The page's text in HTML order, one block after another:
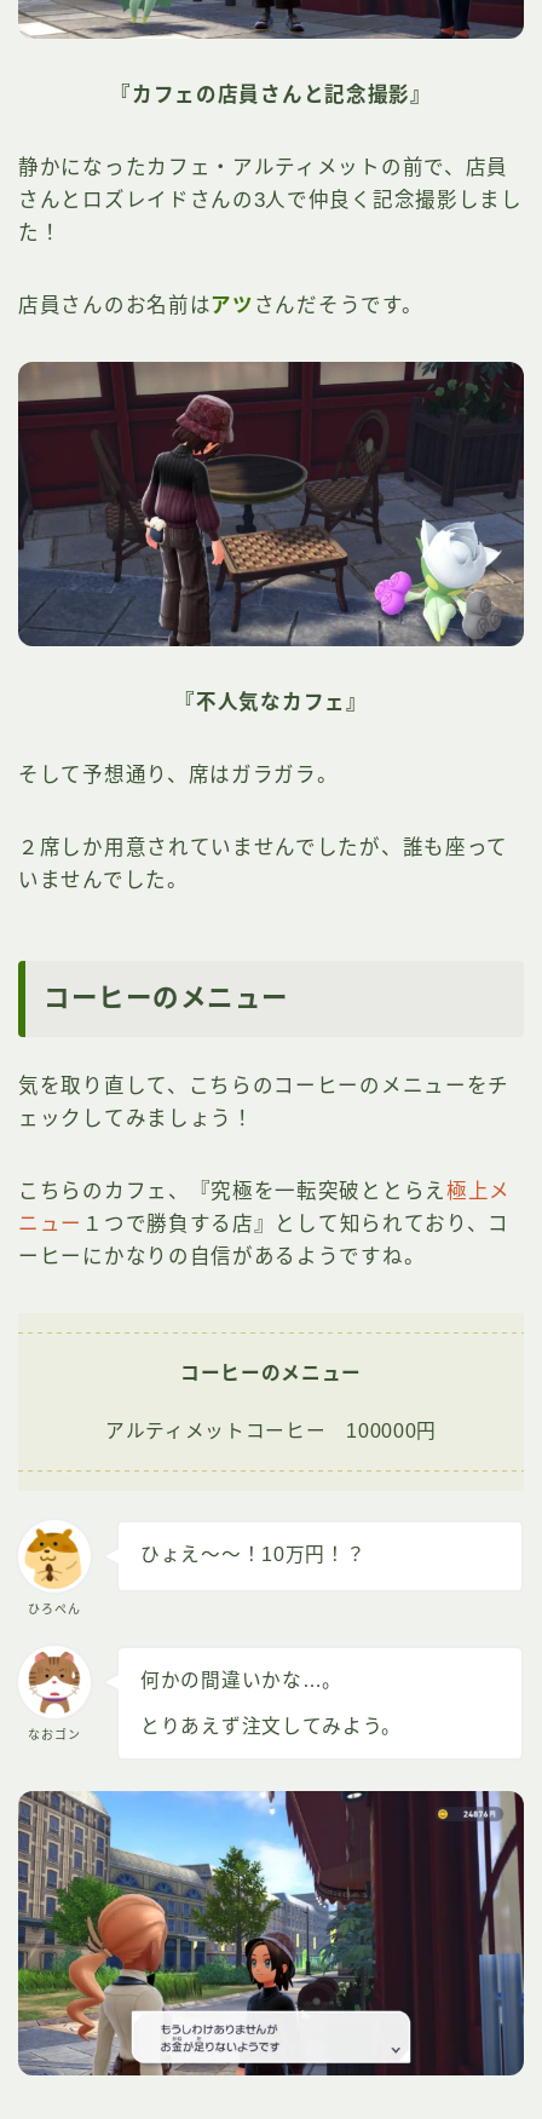
『カフェの店員さんと記念撮影』
静かになったカフェ・アルティメットの前で、店員
さんとロズレイドさんの3人で仲良く記念撮影しまし
た！
店員さんのお名前はアツ さんだそうです。
『不人気なカフェ』
そして予想通り、席はガラガラ。
２席しか用意されていませんでしたが、誰も座って
いませんでした。
コーヒーのメニュー
気を取り直して、こちらのコーヒーのメニューをチ
ェックしてみましょう！
こちらのカフェ、『究極を一転突破ととらえ 極上メ
ニュー １つで勝負する店』として知られており、コ
ーヒーにかなりの自信があるようですね。
コーヒーのメニュー
アルティメットコーヒー 100000円
ひろぺん
ひょえ～～！10万円！？
なおゴン
何かの間違いかな…。
とりあえず注文してみよう。